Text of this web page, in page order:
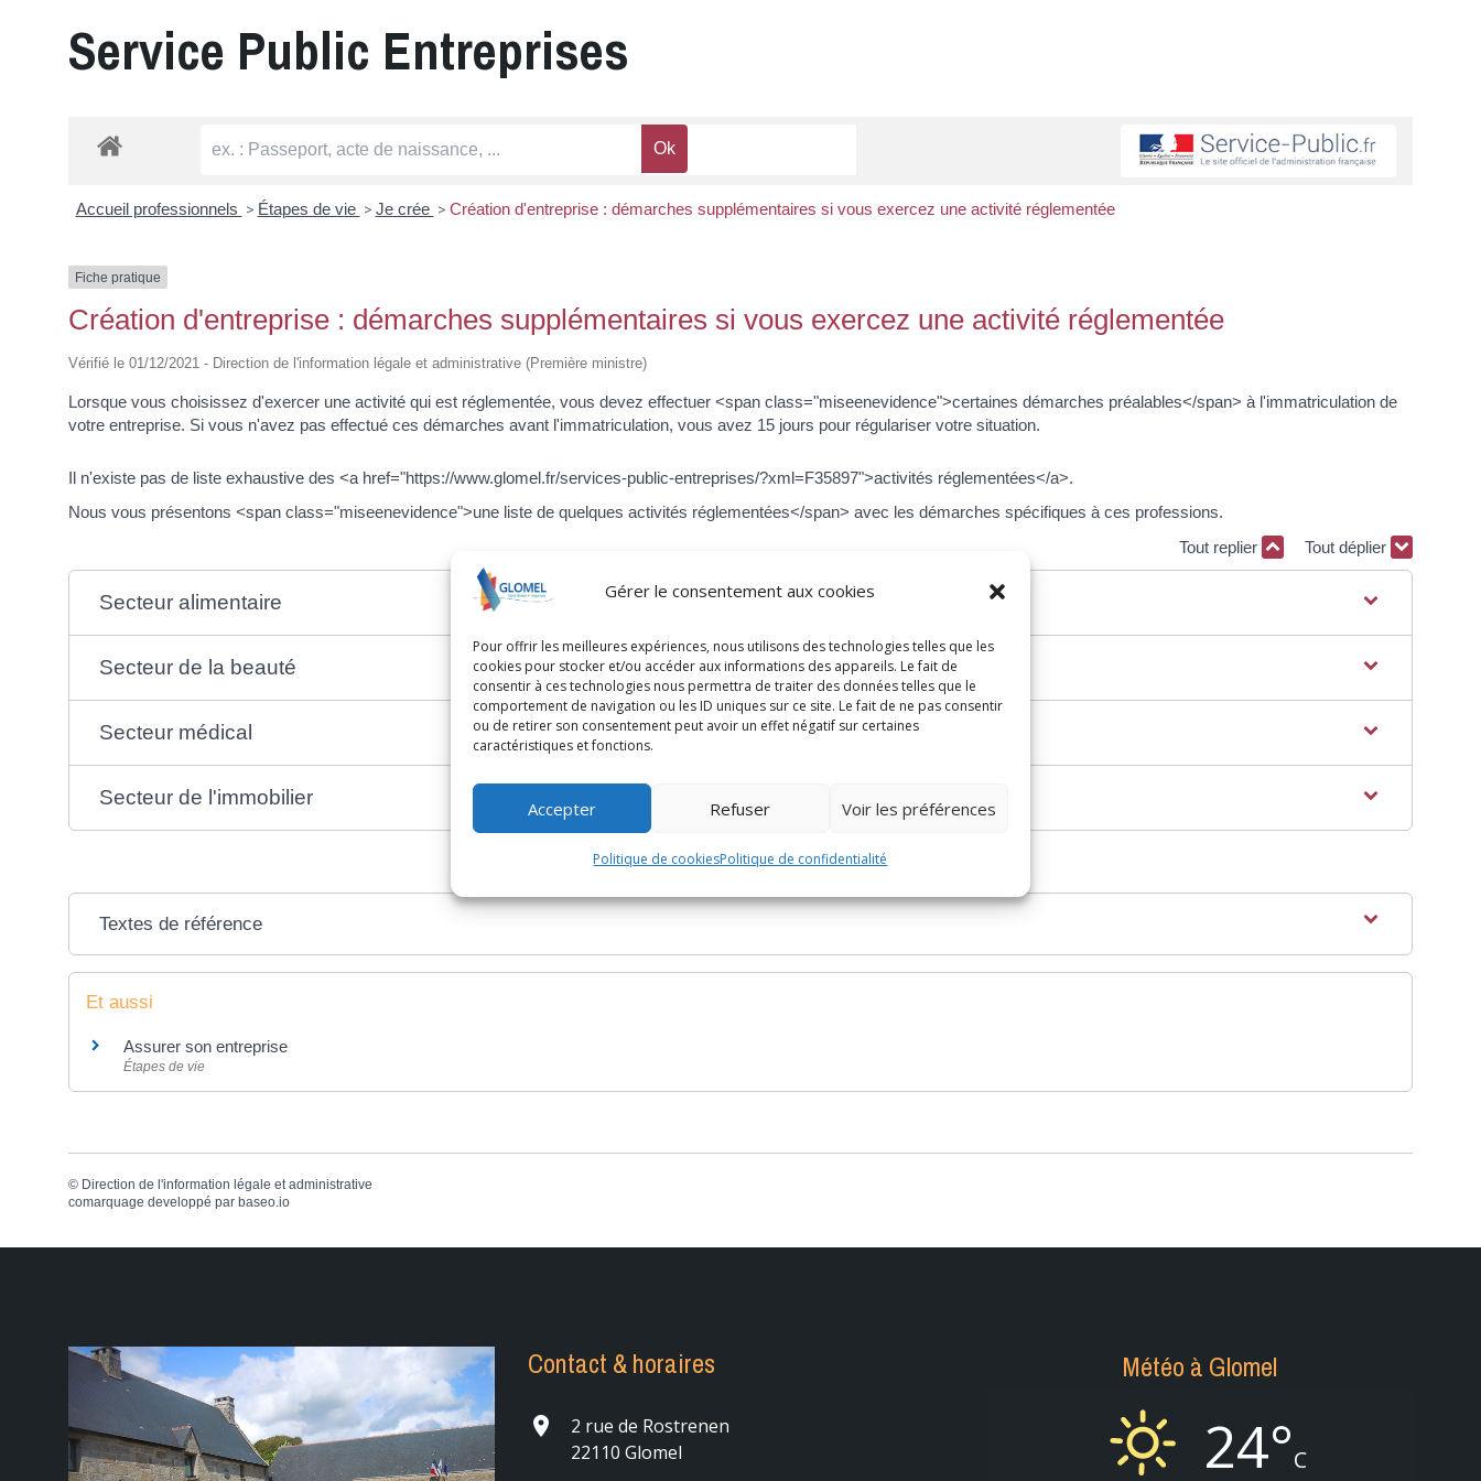
Gérer le consentement aux cookies
Pour offrir les meilleures expériences, nous utilisons des technologies telles que les
cookies pour stocker et/ou accéder aux informations des appareils. Le fait de
consentir à ces technologies nous permettra de traiter des données telles que le
comportement de navigation ou les ID uniques sur ce site. Le fait de ne pas consentir
ou de retirer son consentement peut avoir un effet négatif sur certaines
caractéristiques et fonctions.
Accepter Refuser Voir les préférences
Politique de cookiesPolitique de confidentialité
Service Public Entreprises
Accueil professionnels > Étapes de vie > Je crée > Création d'entreprise : démarches supplémentaires si vous exercez une activité réglementée
Fiche pratique
Création d'entreprise : démarches supplémentaires si vous exercez une activité réglementée
Vérifié le 01/12/2021 - Direction de l'information légale et administrative (Première ministre)
Lorsque vous choisissez d'exercer une activité qui est réglementée, vous devez effectuer <span class="miseenevidence">certaines démarches préalables</span> à l'immatriculation de
votre entreprise. Si vous n'avez pas effectué ces démarches avant l'immatriculation, vous avez 15 jours pour régulariser votre situation.
Il n'existe pas de liste exhaustive des <a href="https://www.glomel.fr/services-public-entreprises/?xml=F35897">activités réglementées</a>.
Nous vous présentons <span class="miseenevidence">une liste de quelques activités réglementées</span> avec les démarches spécifiques à ces professions.
Tout replier
Tout déplier
Secteur alimentaire
Secteur de la beauté
Secteur médical
Secteur de l'immobilier
Textes de référence
Et aussi
Assurer son entreprise
Étapes de vie
© Direction de l'information légale et administrative
comarquage developpé par baseo.io
Contact & horaires
place
2 rue de Rostrenen
22110 Glomel
Météo à Glomel
24°C